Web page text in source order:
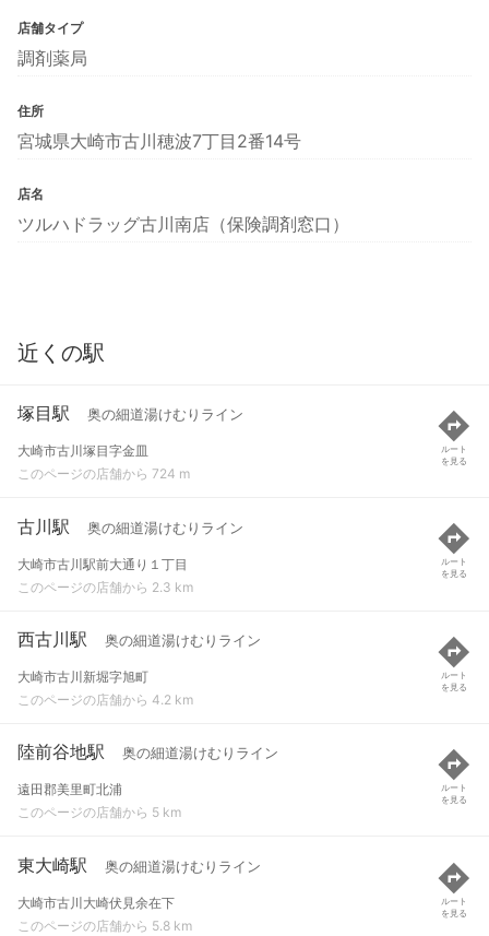
店舗タイプ
調剤薬局
住所
宮城県大崎市古川穂波7丁目2番14号
店名
ツルハドラッグ古川南店（保険調剤窓口）
近くの駅
塚目駅 奥の細道湯けむりライン
大崎市古川塚目字金皿
このページの店舗から 724 m
ルート
を見る
古川駅 奥の細道湯けむりライン
大崎市古川駅前大通り１丁目
このページの店舗から 2.3 km
ルート
を見る
西古川駅 奥の細道湯けむりライン
大崎市古川新堀字旭町
このページの店舗から 4.2 km
ルート
を見る
陸前谷地駅 奥の細道湯けむりライン
遠田郡美里町北浦
このページの店舗から 5 km
ルート
を見る
東大崎駅 奥の細道湯けむりライン
大崎市古川大崎伏見余在下
このページの店舗から 5.8 km
ルート
を見る